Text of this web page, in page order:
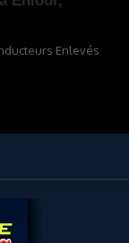
Enlevés